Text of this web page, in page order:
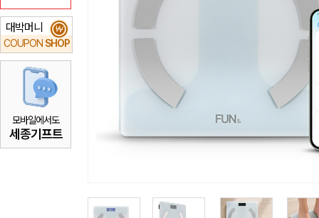
대박머니
COUPON SHOP
₩
모바일에서도
세종기프트